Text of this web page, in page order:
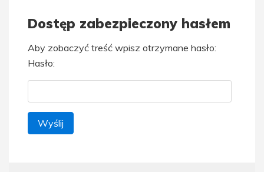
Dostęp zabezpieczony hasłem
Aby zobaczyć treść wpisz otrzymane hasło:
Hasło: